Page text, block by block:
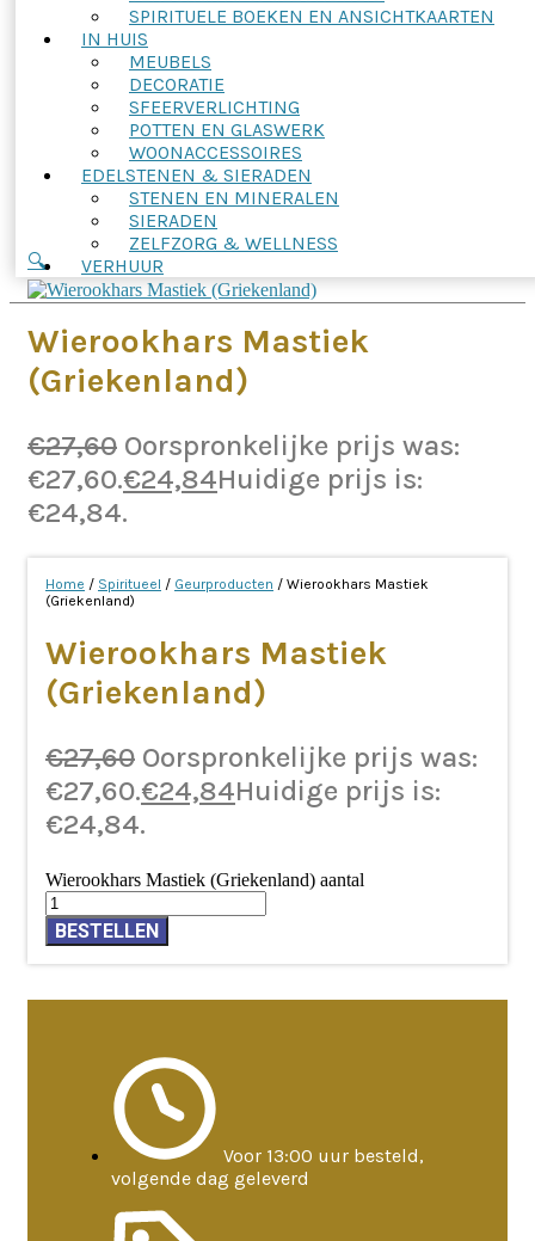
SPIRITUELE BOEKEN EN ANSICHTKAARTEN
IN HUIS
MEUBELS
DECORATIE
SFEERVERLICHTING
POTTEN EN GLASWERK
WOONACCESSOIRES
EDELSTENEN & SIERADEN
STENEN EN MINERALEN
SIERADEN
ZELFZORG & WELLNESS
VERHUUR
🔍
Wierookhars Mastiek
(Griekenland)
€27,60 Oorspronkelijke prijs was:
€27,60.€24,84Huidige prijs is:
€24,84.
Home / Spiritueel / Geurproducten / Wierookhars Mastiek
(Griekenland)
Wierookhars Mastiek
(Griekenland)
€27,60 Oorspronkelijke prijs was:
€27,60.€24,84Huidige prijs is:
€24,84.
Wierookhars Mastiek (Griekenland) aantal
BESTELLEN
Voor 13:00 uur besteld,
volgende dag geleverd